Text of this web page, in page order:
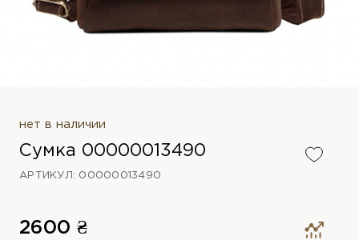
нет в наличии
Сумка 00000013490
АРТИКУЛ: 00000013490
2600 ₴